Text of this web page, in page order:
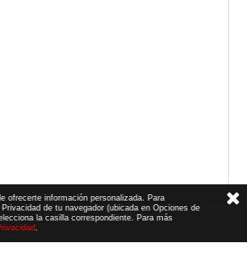
ofrecerte información personalizada. Para
de tu navegador (ubicada en Opciones de
la casilla correspondiente. Para más
.